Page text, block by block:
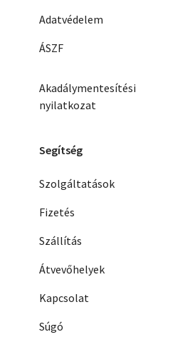
Adatvédelem
ÁSZF
Akadálymentesítési
nyilatkozat
Segítség
Szolgáltatások
Fizetés
Szállítás
Átvevőhelyek
Kapcsolat
Súgó